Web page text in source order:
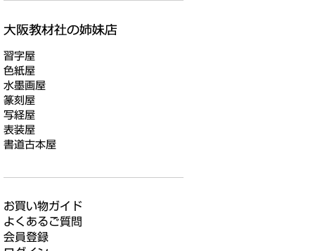
習字屋
色紙屋
水墨画屋
篆刻屋
写経屋
表装屋
書道古本屋
お買い物ガイド
よくあるご質問
会員登録